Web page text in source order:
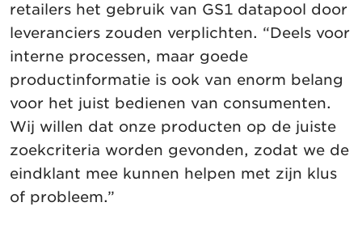
retailers het gebruik van GS1 datapool door
leveranciers zouden verplichten. “Deels voor
interne processen, maar goede
productinformatie is ook van enorm belang
voor het juist bedienen van consumenten.
Wij willen dat onze producten op de juiste
zoekcriteria worden gevonden, zodat we de
eindklant mee kunnen helpen met zijn klus
of probleem.”